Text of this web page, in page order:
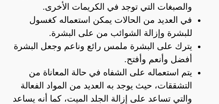
والصبغات التي توجد في الكريمات الأخرى.
في العديد من الحالات يمكن استعماله كغسول
للبشرة وإزالة الشوائب من على البشرة.
يترك على البشرة ملمس رائع وناعم وجعل البشرة
أفضل وأنعم وأفتح.
يتم استعماله على الشفاه في حالة المعاناة من
التشققات، حيث يوجد به العديد من المواد الفعالة
والتي تساعد على إزالة الجلد الميت، كما أنه يساعد